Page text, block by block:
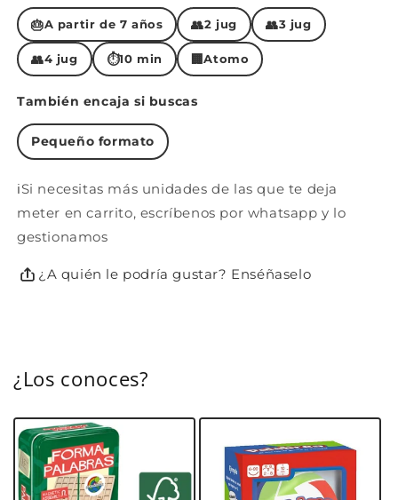
🎂A partir de 7 años 👥2 jug 👥3 jug
👥4 jug ⏱10 min 🏢Atomo
También encaja si buscas
Pequeño formato
ℹ️Si necesitas más unidades de las que te deja
meter en carrito, escríbenos por whatsapp y lo
gestionamos
¿A quién le podría gustar? Enséñaselo
¿Los conoces?